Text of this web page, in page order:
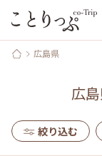
広島県
広
絞り込む